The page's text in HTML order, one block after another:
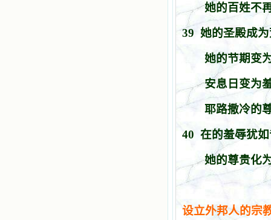
她的百姓不
39 她的圣殿成
她的节期变
安息日变为
耶路撒冷的
40 在的羞辱犹
她的尊贵化
设立外邦人的宗